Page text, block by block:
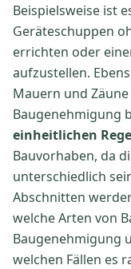
Beispielsweise ist
Geräteschuppen
errichten oder
aufzustellen.
Mauern und
Baugenehmigung
einheitlichen
Bauvorhaben, da
unterschiedlich
Abschnitten
welche Arten von
Baugenehmigung
welchen Fällen es